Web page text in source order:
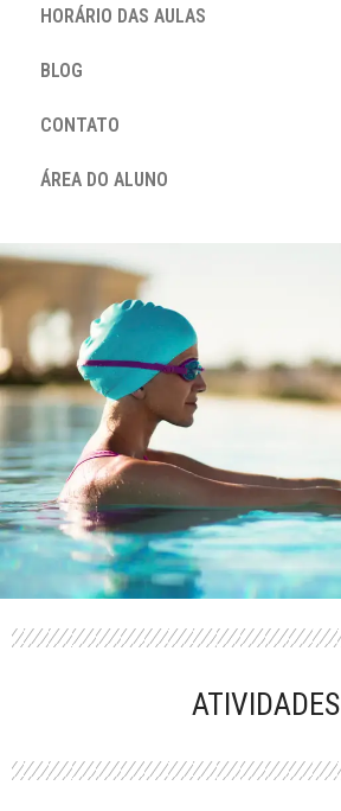
HORÁRIO DAS AULAS
BLOG
CONTATO
ÁREA DO ALUNO
PERFORMANCE
ATIVIDADES